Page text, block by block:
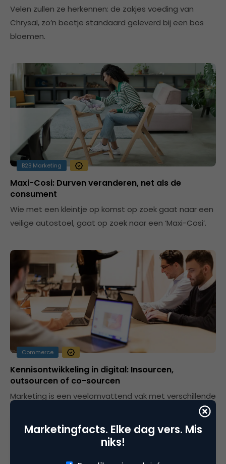
Velen zullen ze herkennen: de zakjes voeding van
Chrysal, zo’n beetje standaard geleverd bij een bos
bloemen.
B2B Marketing
Maxi-Cosi: Durven veranderen, net als de
consument
Wie met een kleintje op komst op zoek gaat naar een
veilige autostoel, gaat op zoek naar een ‘Maxi-Cosi’.
Commerce
Kennisontwikkeling in digital: Insourcen,
outsourcen of co-sourcen
Marketing is een veelomvattend vak met verschillende
Marketingfacts. Elke dag vers. Mis
niks!